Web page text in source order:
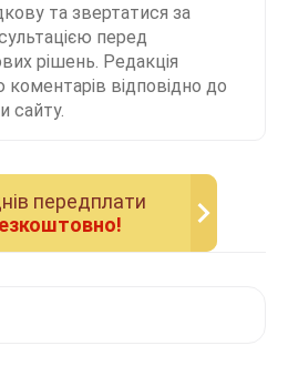
та звертатися за
перед
рішень. Редакція
відповідно до
сайту.
передплати